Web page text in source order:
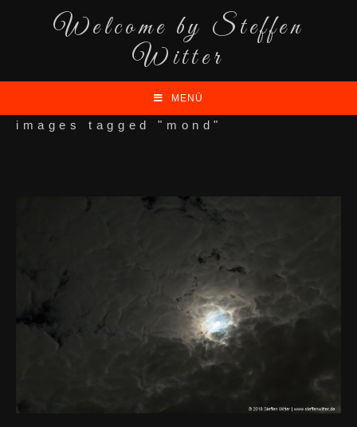
Welcome by Steffen
Witter
MENÜ
images tagged "mond"